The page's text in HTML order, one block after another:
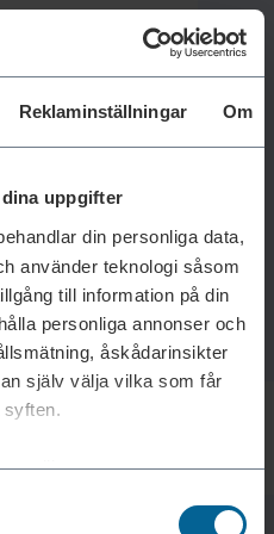
Reklaminställningar Om
uppgifter
din personliga data,
använder teknologi såsom
till information på din
personliga annonser och
åskådarinsikter
själv välja vilka som får
syften.
vilja:
upp till flera meter